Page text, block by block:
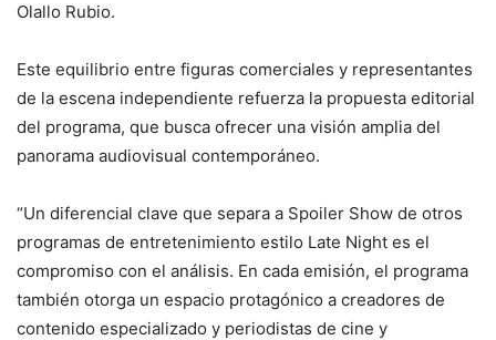
Olallo Rubio.
Este equilibrio entre figuras comerciales y representantes
de la escena independiente refuerza la propuesta editorial
del programa, que busca ofrecer una visión amplia del
panorama audiovisual contemporáneo.
“Un diferencial clave que separa a Spoiler Show de otros
programas de entretenimiento estilo Late Night es el
compromiso con el análisis. En cada emisión, el programa
también otorga un espacio protagónico a creadores de
contenido especializado y periodistas de cine y